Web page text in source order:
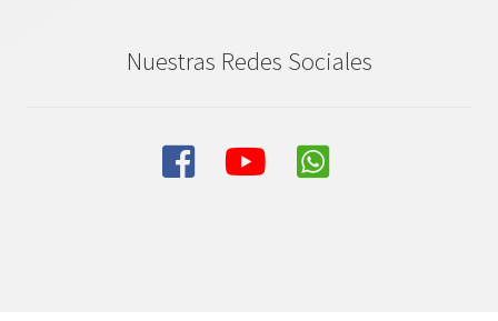
Nuestras Redes Sociales